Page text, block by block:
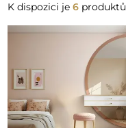
K dispozici je 6